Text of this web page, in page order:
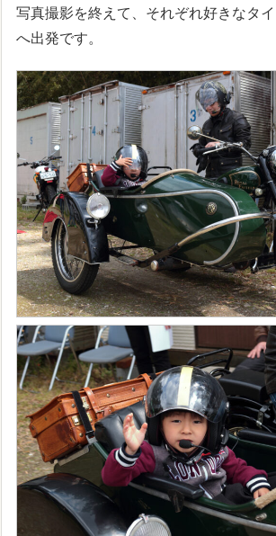
写真撮影を終えて、それぞれ好きなタ
へ出発です。